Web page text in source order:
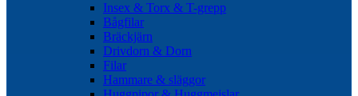
Insex & Torx & T-grepp
Bågfilar
Bräckjärn
Drivdorn & Dorn
Filar
Hammare & släggor